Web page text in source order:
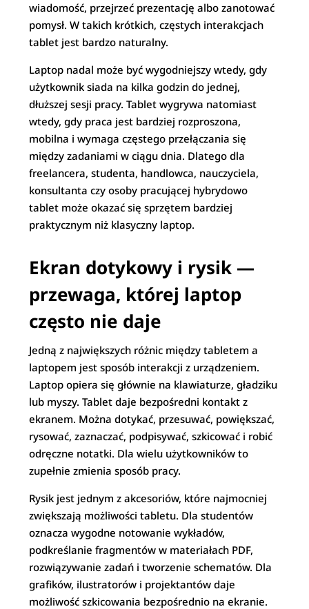
wiadomość, przejrzeć prezentację albo zanotować
pomysł. W takich krótkich, częstych interakcjach
tablet jest bardzo naturalny.
Laptop nadal może być wygodniejszy wtedy, gdy
użytkownik siada na kilka godzin do jednej,
dłuższej sesji pracy. Tablet wygrywa natomiast
wtedy, gdy praca jest bardziej rozproszona,
mobilna i wymaga częstego przełączania się
między zadaniami w ciągu dnia. Dlatego dla
freelancera, studenta, handlowca, nauczyciela,
konsultanta czy osoby pracującej hybrydowo
tablet może okazać się sprzętem bardziej
praktycznym niż klasyczny laptop.
Ekran dotykowy i rysik —
przewaga, której laptop
często nie daje
Jedną z największych różnic między tabletem a
laptopem jest sposób interakcji z urządzeniem.
Laptop opiera się głównie na klawiaturze, gładziku
lub myszy. Tablet daje bezpośredni kontakt z
ekranem. Można dotykać, przesuwać, powiększać,
rysować, zaznaczać, podpisywać, szkicować i robić
odręczne notatki. Dla wielu użytkowników to
zupełnie zmienia sposób pracy.
Rysik jest jednym z akcesoriów, które najmocniej
zwiększają możliwości tabletu. Dla studentów
oznacza wygodne notowanie wykładów,
podkreślanie fragmentów w materiałach PDF,
rozwiązywanie zadań i tworzenie schematów. Dla
grafików, ilustratorów i projektantów daje
możliwość szkicowania bezpośrednio na ekranie.